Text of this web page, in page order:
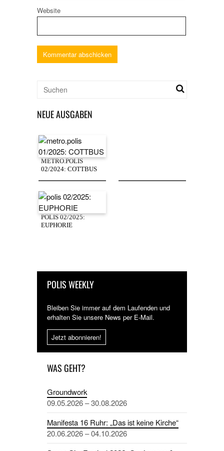
Website
NEUE AUSGABEN
METRO.POLIS
02/2024: COTTBUS
POLIS 02/2025:
EUPHORIE
POLIS WEEKLY
Bleiben Sie immer auf dem Laufenden und
erhalten Sie unsere News per E-Mail.
Jetzt abonnieren!
WAS GEHT?
Groundwork
09.05.2026 – 30.08.2026
Manifesta 16 Ruhr: „Das ist keine Kirche“
20.06.2026 – 04.10.2026